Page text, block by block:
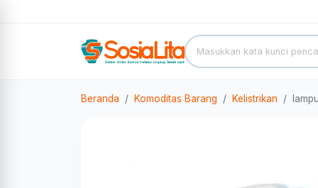
Beranda Komoditas Barang Kelistrikan